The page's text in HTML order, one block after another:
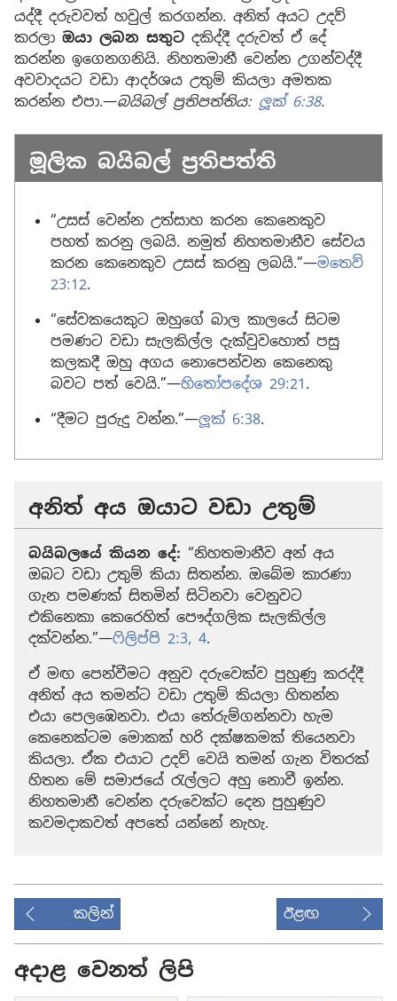
යද්දී දරුවවත් හවුල් කරගන්න. අනිත් අයට උදව්
කරලා ඔයා ලබන සතුට දකිද්දී දරුවත් ඒ දේ
කරන්න ඉගෙනගනියි. නිහතමානී වෙන්න උගන්වද්දී
අවවාදයට වඩා ආදර්ශය උතුම් කියලා අමතක
කරන්න එපා.—බයිබල් ප්‍රතිපත්තිය: ලූක් 6:38.
මූලික බයිබල් ප්‍රතිපත්ති
“උසස් වෙන්න උත්සාහ කරන කෙනෙකුව
පහත් කරනු ලබයි. නමුත් නිහතමානීව සේවය
කරන කෙනෙකුව උසස් කරනු ලබයි.”—මතෙව්
23:12.
“සේවකයෙකුට ඔහුගේ බාල කාලයේ සිටම
පමණට වඩා සැලකිල්ල දැක්වුවහොත් පසු
කලකදී ඔහු අගය නොපෙන්වන කෙනෙකු
බවට පත් වෙයි.”—හිතෝපදේශ 29:21.
“දීමට පුරුදු වන්න.”—ලූක් 6:38.
අනිත් අය ඔයාට වඩා උතුම්
බයිබලයේ කියන දේ: “නිහතමානීව අන් අය
ඔබට වඩා උතුම් කියා සිතන්න. ඔබේම කාරණා
ගැන පමණක් සිතමින් සිටිනවා වෙනුවට
එකිනෙකා කෙරෙහිත් පෞද්ගලික සැලකිල්ල
දක්වන්න.”—ෆිලිප්පි 2:3, 4.
ඒ මඟ පෙන්වීමට අනුව දරුවෙක්ව පුහුණු කරද්දී
අනිත් අය තමන්ට වඩා උතුම් කියලා හිතන්න
එයා පෙලඹෙනවා. එයා තේරුම්ගන්නවා හැම
කෙනෙක්ටම මොකක් හරි දක්ෂකමක් තියෙනවා
කියලා. ඒක එයාට උදව් වෙයි තමන් ගැන විතරක්
හිතන මේ සමාජයේ රැල්ලට අහු නොවී ඉන්න.
නිහතමානී වෙන්න දරුවෙක්ට දෙන පුහුණුව
කවමදාකවත් අපතේ යන්නේ නැහැ.
කලින් ඊළඟ
අදාළ වෙනත් ලිපි